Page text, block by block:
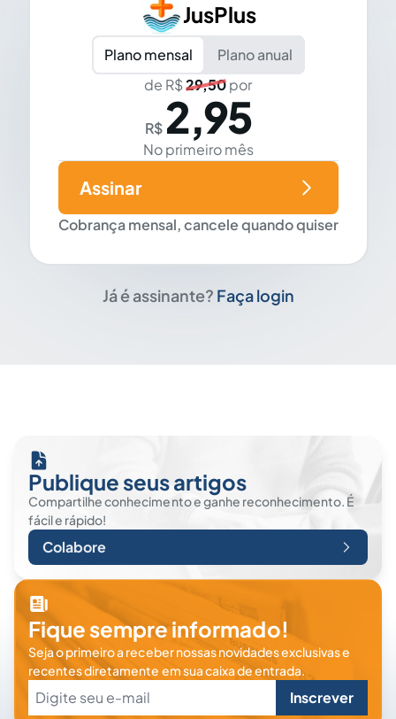
JusPlus
Plano mensal
Plano anual
de R$29,50por
R$ 2,95
No primeiro mês
Cobrança mensal, cancele quando quiser
Assinar
Já é assinante? Faça login
Publique seus artigos
Compartilhe conhecimento e ganhe reconhecimento. É
fácil e rápido!
Colabore
Fique sempre informado!
Seja o primeiro a receber nossas novidades exclusivas e
recentes diretamente em sua caixa de entrada.
Inscrever